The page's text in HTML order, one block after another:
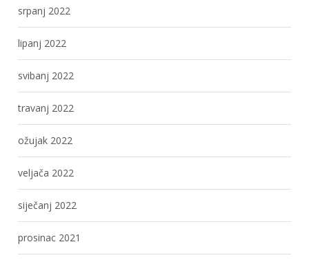
srpanj 2022
lipanj 2022
svibanj 2022
travanj 2022
ožujak 2022
veljača 2022
siječanj 2022
prosinac 2021